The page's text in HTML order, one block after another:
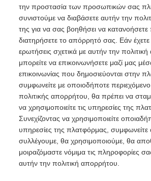
την προστασία των προσωπικών σας
συνιστούμε να διαβάσετε αυτήν την
της για να σας βοηθήσει να
διατηρήσετε το απόρρητό σας. Εάν
ερωτήσεις σχετικά με αυτήν την
μπορείτε να επικοινωνήσετε μαζί μας
επικοινωνίας που δημοσιεύονται στην
συμφωνείτε με οποιοδήποτε
πολιτικής απορρήτου, θα πρέπει να
να χρησιμοποιείτε τις υπηρεσίες της
Συνεχίζοντας να χρησιμοποιείτε
υπηρεσίες της πλατφόρμας, συμφωνείτε
συλλέγουμε, θα χρησιμοποιούμε, θα
μοιραζόμαστε νόμιμα τις πληροφορίες
αυτήν την πολιτική απορρήτου.